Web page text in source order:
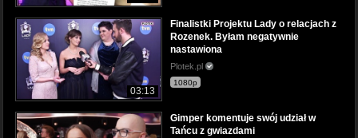
03:13
Finalistki Projektu Lady o relacjach z
Rozenek. Byłam negatywnie
nastawiona
Plotek.pl
1080p
Gimper komentuje swój udział w
Tańcu z gwiazdami